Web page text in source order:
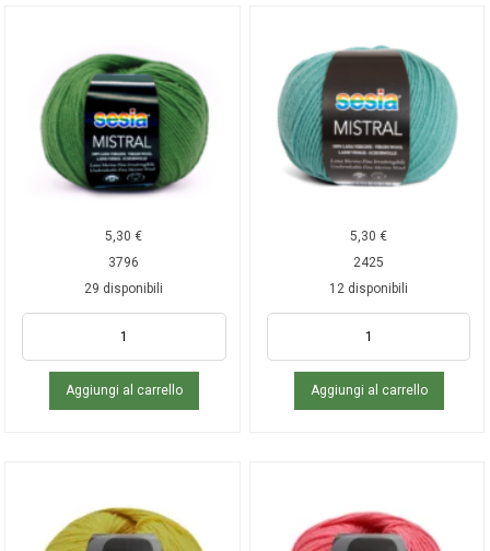
5,30€
3796
29 disponibili
Aggiungi al carrello
5,30€
2425
12 disponibili
Aggiungi al carrello